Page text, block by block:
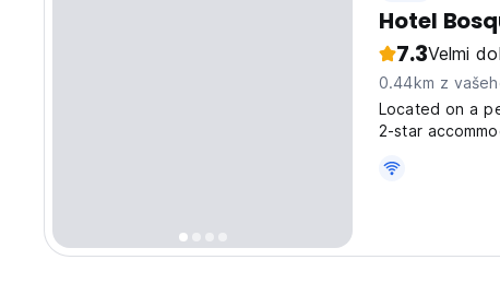
Hotel
7.3Velmi
0.44km z
Located on a
2-star
All rooms have